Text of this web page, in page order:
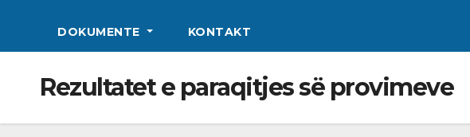
DOKUMENTE KONTAKT
Rezultatet e paraqitjes së provimeve